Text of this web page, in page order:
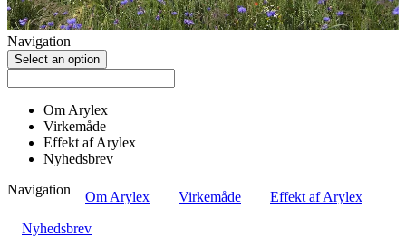
Navigation
Select an option
Om Arylex
Virkemåde
Effekt af Arylex
Nyhedsbrev
Navigation
Om Arylex Virkemåde Effekt af Arylex
Nyhedsbrev